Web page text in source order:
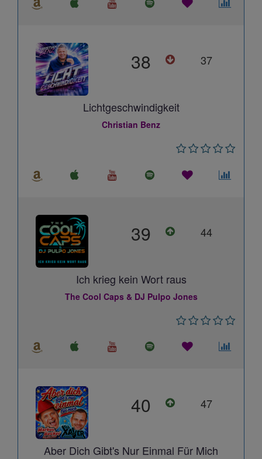
38 37
Lichtgeschwindigkeit
Christian Benz
39 44
Ich krieg kein Wort raus
The Cool Caps & DJ Pulpo Jones
40 47
Aber Dich Gibt's Nur Einmal Für Mich